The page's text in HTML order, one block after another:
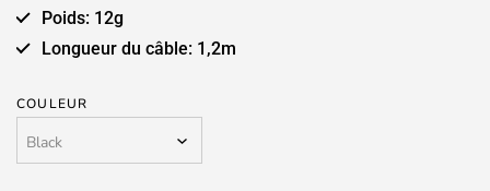
Poids: 12g
Longueur du câble: 1,2m
COULEUR